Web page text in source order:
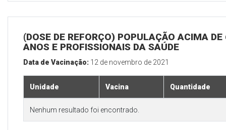
(DOSE DE REFORÇO) POPULAÇÃO ACIMA DE
ANOS E PROFISSIONAIS DA SAÚDE
Data de Vacinação: 12 de novembro de 2021
Unidade Vacina Quantidade
Nenhum resultado foi encontrado.